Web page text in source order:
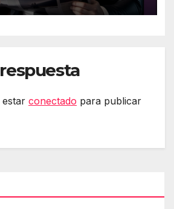
estar conectado para publicar